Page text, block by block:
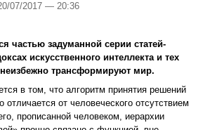
07/2017 — 20:36
частью задуманной серии статей-
искусственного интеллекта и тех
трансформируют мир.
в том, что алгоритм принятия решений
от человеческого отсутствием
прописанной человеком, иерархии